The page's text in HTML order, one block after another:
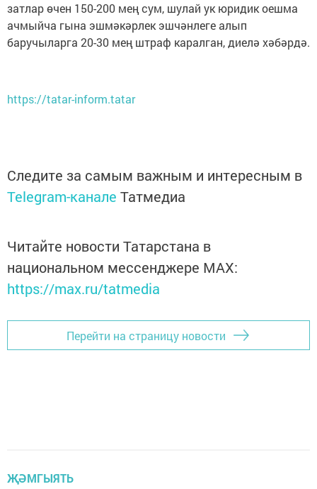
затлар өчен 150-200 мең сум, шулай ук юридик оешма
ачмыйча гына эшмәкәрлек эшчәнлеге алып
баручыларга 20-30 мең штраф каралган, диелә хәбәрдә.
https://tatar-inform.tatar
Следите за самым важным и интересным в
Telegram-канале Татмедиа
Читайте новости Татарстана в
национальном мессенджере MАХ:
https://max.ru/tatmedia
Перейти на страницу новости
ҖӘМГЫЯТЬ